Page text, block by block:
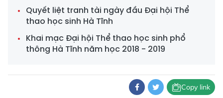
Quyết liệt tranh tài ngày đầu Đại hội Thể
thao học sinh Hà Tĩnh
Khai mạc Đại hội Thể thao học sinh phổ
thông Hà Tĩnh năm học 2018 - 2019
Copy link